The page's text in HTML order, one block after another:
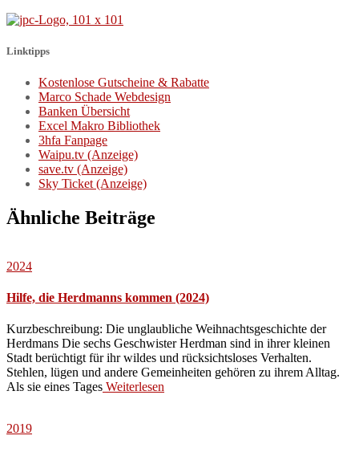
Linktipps
Kostenlose Gutscheine & Rabatte
Marco Schade Webdesign
Banken Übersicht
Excel Makro Bibliothek
3hfa Fanpage
Waipu.tv (Anzeige)
save.tv (Anzeige)
Sky Ticket (Anzeige)
Ähnliche Beiträge
2024
Hilfe, die Herdmanns kommen (2024)
Kurzbeschreibung: Die unglaubliche Weihnachtsgeschichte der
Herdmans Die sechs Geschwister Herdman sind in ihrer kleinen
Stadt berüchtigt für ihr wildes und rücksichtsloses Verhalten.
Stehlen, lügen und andere Gemeinheiten gehören zu ihrem Alltag.
Als sie eines Tages Weiterlesen
2019